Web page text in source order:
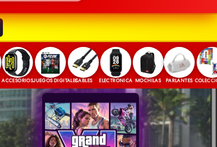
JUEGOS DIGITALESCABLES ELECTRONICA MOCHILAS PARLANTES